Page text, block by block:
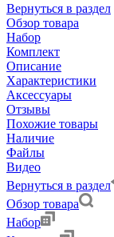
Вернуться в раздел
Обзор товара
Набор
Комплект
Описание
Характеристики
Аксессуары
Отзывы
Похожие товары
Наличие
Файлы
Видео
Вернуться в раздел
Обзор товара
Набор